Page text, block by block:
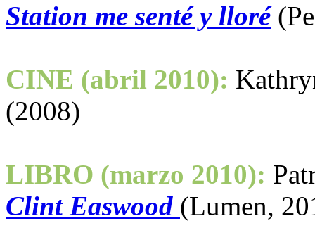
Station me senté y lloré
CINE (abril 2010):
(2008)
LIBRO (marzo 2010):
Clint Easwood (Lumen,